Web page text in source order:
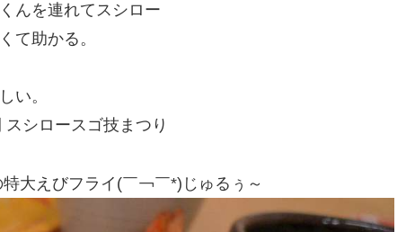
んを連れてスシロー
て助かる。
い。
シロースゴ技まつり
大えびフライ(￣￢￣*)じゅるぅ～